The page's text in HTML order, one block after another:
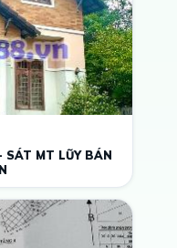
SÁT MT LŨY BÁN